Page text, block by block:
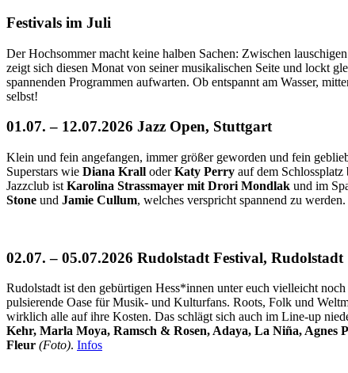
Festivals im Juli
Der Hochsommer macht keine halben Sachen: Zwischen
zeigt sich diesen Monat von seiner musikalischen Seite und lockt
spannenden Programmen aufwarten. Ob entspannt am Wasser,
selbst!
01.07. – 12.07.2026 Jazz Open, Stuttgart
Klein und fein angefangen, immer größer geworden und fein
Superstars wie Diana Krall oderKaty Perry auf dem
Jazzclub ist Karolina Strassmayer mit Drori Mondlak und im
Stone und Jamie Cullum, welches verspricht spannend zu werden.
02.07. – 05.07.2026 Rudolstadt Festival, Rudolstadt
Rudolstadt ist den gebürtigen Hess*innen unter euch vielleicht
pulsierende Oase für Musik- und Kulturfans. Roots, Folk und
wirklich alle auf ihre Kosten. Das schlägt sich auch im Line-up
Kehr, Marla Moya, Ramsch & Rosen, Adaya, La Niña,
Fleur (Foto). Infos